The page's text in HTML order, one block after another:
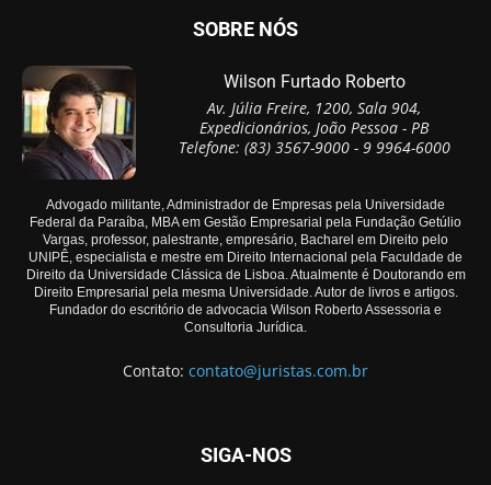
SOBRE NÓS
Wilson Furtado Roberto
Av. Júlia Freire, 1200, Sala 904,
Expedicionários, João Pessoa - PB
Telefone: (83) 3567-9000 - 9 9964-6000
Advogado militante, Administrador de Empresas pela Universidade
Federal da Paraíba, MBA em Gestão Empresarial pela Fundação Getúlio
Vargas, professor, palestrante, empresário, Bacharel em Direito pelo
UNIPÊ, especialista e mestre em Direito Internacional pela Faculdade de
Direito da Universidade Clássica de Lisboa. Atualmente é Doutorando em
Direito Empresarial pela mesma Universidade. Autor de livros e artigos.
Fundador do escritório de advocacia Wilson Roberto Assessoria e
Consultoria Jurídica.
Contato: contato@juristas.com.br
SIGA-NOS